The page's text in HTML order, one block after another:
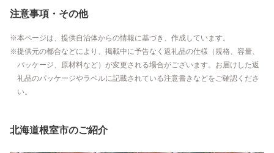
注意事項・その他
本ページは、提供自治体からの情報に基づき、作成しています。
提供元の都合などにより、掲載中に予告なく返礼品の仕様（規格、容量、
パッケージ、原材料など）が変更される場合がございます。お届けした返
礼品のパッケージやラベルに記載されている注意書きなどをご確認くださ
い。
北海道根室市のご紹介